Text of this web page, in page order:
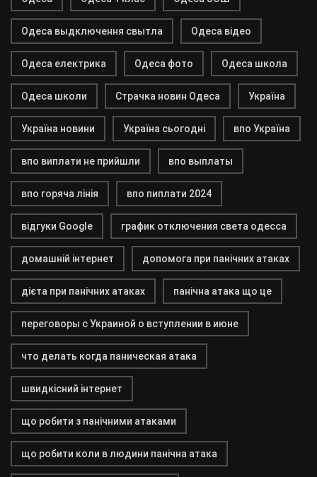
Одеса выдключення свытла Одеса відео
Одеса електрика Одеса фото Одеса школа
Одеса школи Страчка новин Одеса Україна
Україна новини Україна сьогодні впо Україна
впо виплати не прийшли впо выплаты
впо горяча лінія впо пиплати 2024
відгуки Google график отключения света одесса
домашній інтернет допомога при панічних атаках
дієта при панічних атаках панічна атака що це
переговоры с Украиной о вступлении в июне
что делать когда паническая атака
швидкісний інтернет
що робити з панічними атаками
що робити коли в людини панічна атака